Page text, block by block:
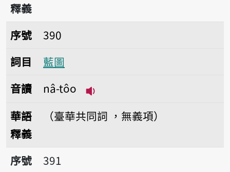
釋義
序號390藍圖
序號
390
詞目
藍圖
音讀
nâ-tôo
華語
釋義
（臺華共同詞 ，無義項）
序號391腦海
序號
391